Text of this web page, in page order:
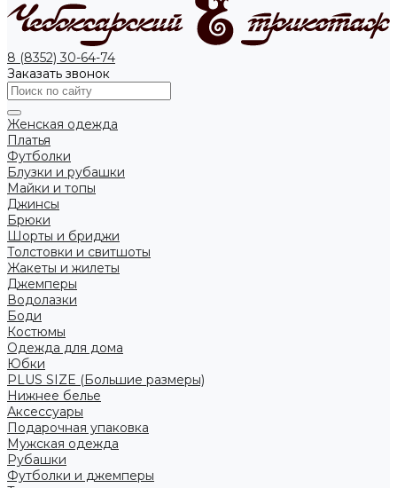
8 (8352) 30-64-74
Заказать звонок
Женская одежда
Платья
Футболки
Блузки и рубашки
Майки и топы
Джинсы
Брюки
Шорты и бриджи
Толстовки и свитшоты
Жакеты и жилеты
Джемперы
Водолазки
Боди
Костюмы
Одежда для дома
Юбки
PLUS SIZE (Большие размеры)
Нижнее белье
Аксессуары
Подарочная упаковка
Мужская одежда
Рубашки
Футболки и джемперы